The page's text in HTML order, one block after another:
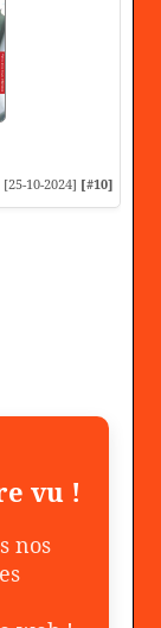
10-2024] [#10]
vu !
nos